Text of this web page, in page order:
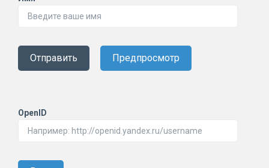
Отправить Предпросмотр
OpenID